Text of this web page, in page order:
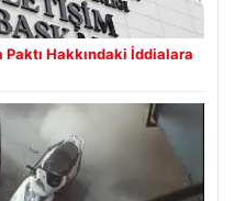
Paktı Hakkındaki İddialara